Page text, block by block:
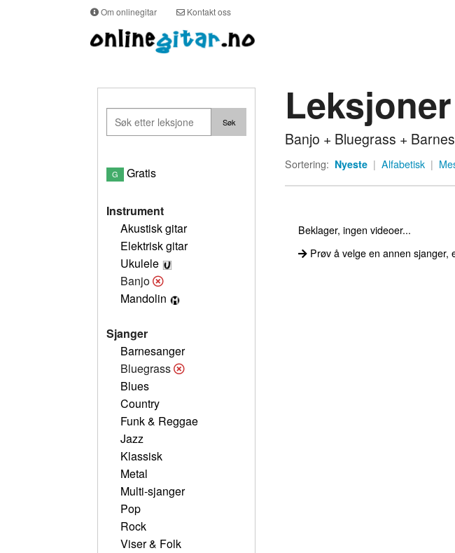
Om onlinegitar Kontakt oss
G Gratis
Instrument
Akustisk gitar
Elektrisk gitar
Ukulele
Banjo
Mandolin
Sjanger
Barnesanger
Bluegrass
Blues
Country
Funk & Reggae
Jazz
Klassisk
Metal
Multi-sjanger
Pop
Rock
Viser & Folk
Leksjoner
Banjo + Bluegrass +
Sortering: Nyeste | Alfabetisk |
Beklager, ingen videoer...
Prøv å velge en annen sjanger,